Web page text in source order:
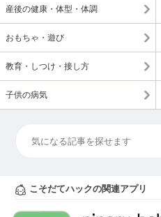
産後の健康・体型・体調
おもちゃ・遊び
教育・しつけ・接し方
子供の病気
こそだてハックの関連アプリ